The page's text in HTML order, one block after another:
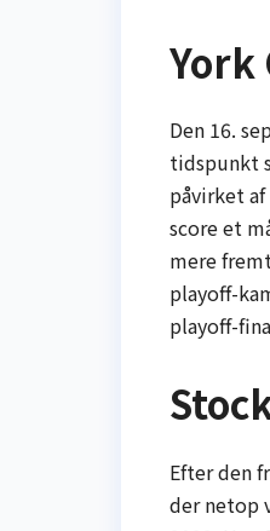
York
Den 16.
tidspunkt
påvirket
score et
mere
playoff-
playoff-
Efter den
der netop